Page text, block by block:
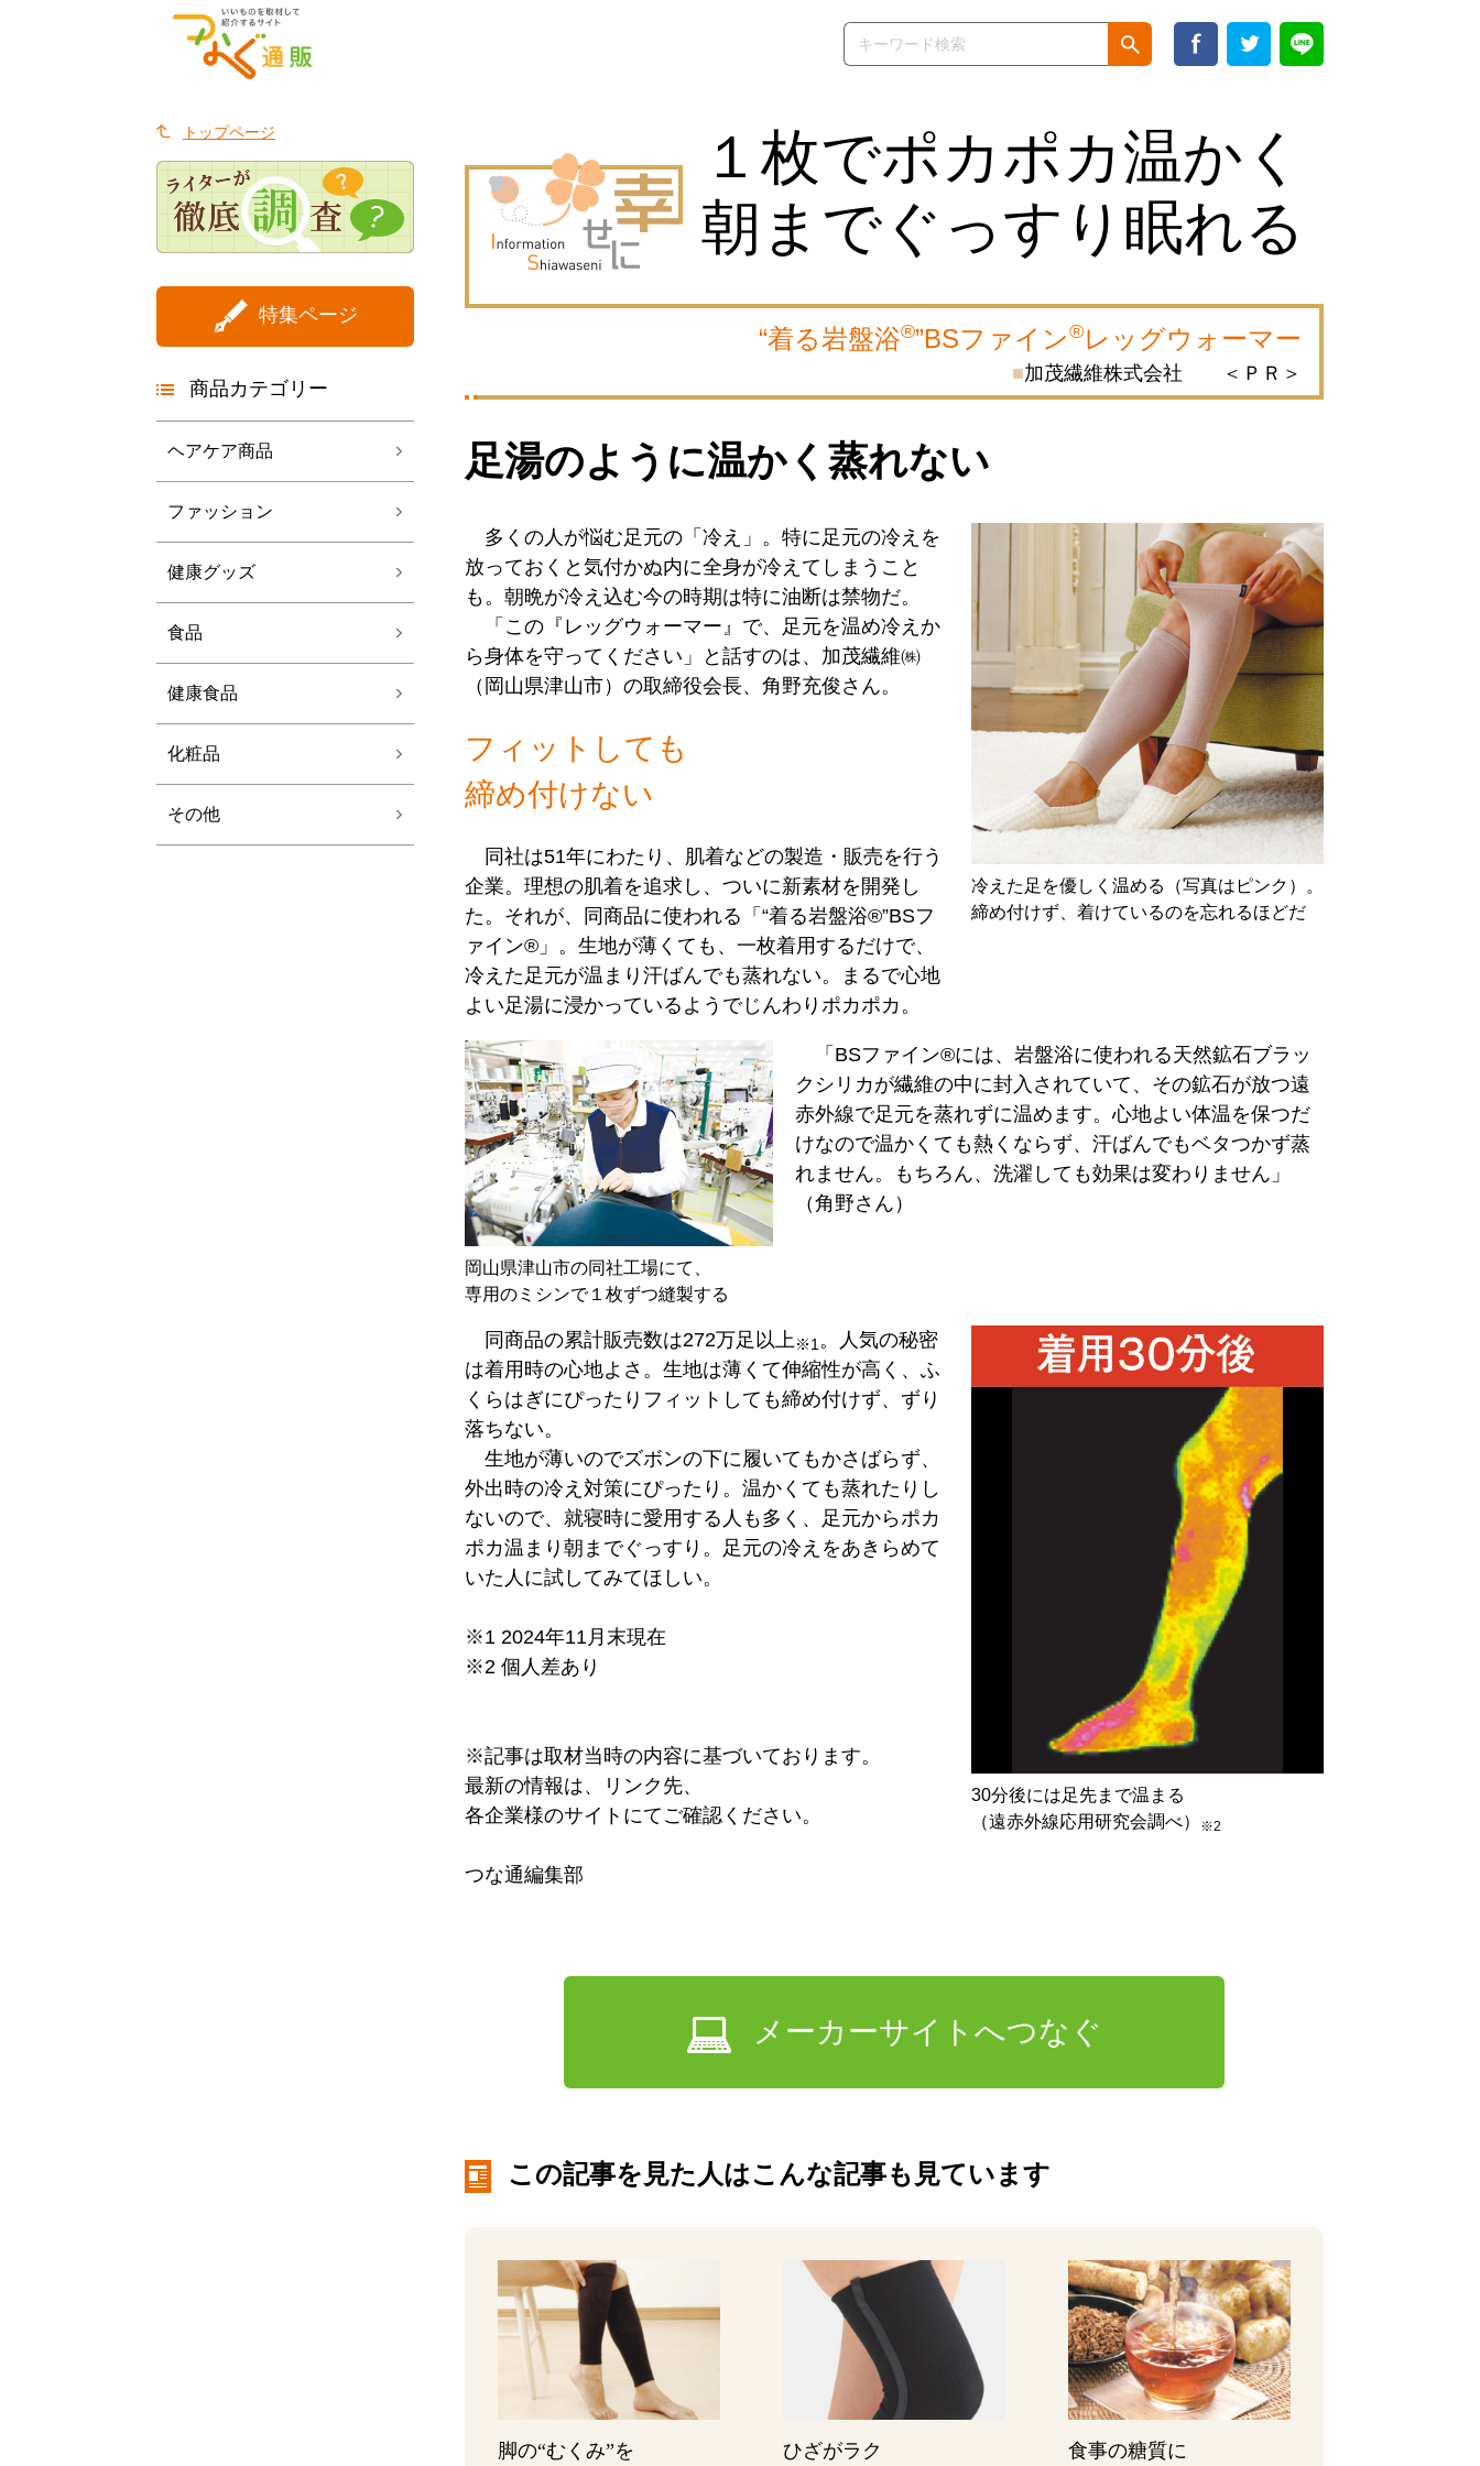
トップページ
特集ページ
商品カテゴリー
ヘアケア商品
ファッション
健康グッズ
食品
健康食品
化粧品
その他
１枚でポカポカ温かく
朝までぐっすり眠れる
“着る岩盤浴®”BSファイン®レッグウォーマー
加茂繊維株式会社 ＜ＰＲ＞
足湯のように温かく蒸れない
多くの人が悩む足元の「冷え」。特に足元の冷えを
放っておくと気付かぬ内に全身が冷えてしまうこと
も。朝晩が冷え込む今の時期は特に油断は禁物だ。
「この『レッグウォーマー』で、足元を温め冷えか
ら身体を守ってください」と話すのは、加茂繊維㈱
（岡山県津山市）の取締役会長、角野充俊さん。
フィットしても
締め付けない
同社は51年にわたり、肌着などの製造・販売を行う
企業。理想の肌着を追求し、ついに新素材を開発し
た。それが、同商品に使われる「“着る岩盤浴®”BSフ
ァイン®」。生地が薄くても、一枚着用するだけで、
冷えた足元が温まり汗ばんでも蒸れない。まるで心地
よい足湯に浸かっているようでじんわりポカポカ。
冷えた足を優しく温める（写真はピンク）。
締め付けず、着けているのを忘れるほどだ
「BSファイン®には、岩盤浴に使われる天然鉱石ブラッ
クシリカが繊維の中に封入されていて、その鉱石が放つ遠
赤外線で足元を蒸れずに温めます。心地よい体温を保つだ
けなので温かくても熱くならず、汗ばんでもベタつかず蒸
れません。もちろん、洗濯しても効果は変わりません」
（角野さん）
岡山県津山市の同社工場にて、
専用のミシンで１枚ずつ縫製する
同商品の累計販売数は272万足以上 ※1。人気の秘密
は着用時の心地よさ。生地は薄くて伸縮性が高く、ふ
くらはぎにぴったりフィットしても締め付けず、ずり
落ちない。
生地が薄いのでズボンの下に履いてもかさばらず、
外出時の冷え対策にぴったり。温かくても蒸れたりし
ないので、就寝時に愛用する人も多く、足元からポカ
ポカ温まり朝までぐっすり。足元の冷えをあきらめて
いた人に試してみてほしい。
※1 2024年11月末現在
※2 個人差あり
※記事は取材当時の内容に基づいております。
最新の情報は、リンク先、
各企業様のサイトにてご確認ください。
つな通編集部
30分後には足先まで温まる
（遠赤外線応用研究会調べ）
※2
メーカーサイトへつなぐ
この記事を見た人はこんな記事も見ています
脚の“むくみ”を ひざがラク 食事の糖質に